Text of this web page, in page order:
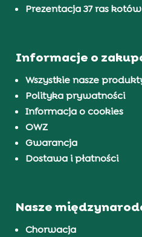
Prezentacja 37 ras kotów
Informacje o
Wszystkie nasze
Polityka prywatności
Informacja o cookies
OWZ
Gwarancja
Dostawa i płatności
Nasze
Chorwacja